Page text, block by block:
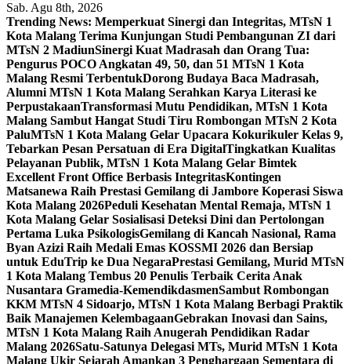
Sab. Agu 8th, 2026
Trending News: Memperkuat Sinergi dan Integritas, MTsN 1
Kota Malang Terima Kunjungan Studi Pembangunan ZI dari
MTsN 2 MadiunSinergi Kuat Madrasah dan Orang Tua:
Pengurus POCO Angkatan 49, 50, dan 51 MTsN 1 Kota
Malang Resmi TerbentukDorong Budaya Baca Madrasah,
Alumni MTsN 1 Kota Malang Serahkan Karya Literasi ke
PerpustakaanTransformasi Mutu Pendidikan, MTsN 1 Kota
Malang Sambut Hangat Studi Tiru Rombongan MTsN 2 Kota
PaluMTsN 1 Kota Malang Gelar Upacara Kokurikuler Kelas 9,
Tebarkan Pesan Persatuan di Era DigitalTingkatkan Kualitas
Pelayanan Publik, MTsN 1 Kota Malang Gelar Bimtek
Excellent Front Office Berbasis IntegritasKontingen
Matsanewa Raih Prestasi Gemilang di Jambore Koperasi Siswa
Kota Malang 2026Peduli Kesehatan Mental Remaja, MTsN 1
Kota Malang Gelar Sosialisasi Deteksi Dini dan Pertolongan
Pertama Luka PsikologisGemilang di Kancah Nasional, Rama
Byan Azizi Raih Medali Emas KOSSMI 2026 dan Bersiap
untuk EduTrip ke Dua NegaraPrestasi Gemilang, Murid MTsN
1 Kota Malang Tembus 20 Penulis Terbaik Cerita Anak
Nusantara Gramedia-KemendikdasmenSambut Rombongan
KKM MTsN 4 Sidoarjo, MTsN 1 Kota Malang Berbagi Praktik
Baik Manajemen KelembagaanGebrakan Inovasi dan Sains,
MTsN 1 Kota Malang Raih Anugerah Pendidikan Radar
Malang 2026Satu-Satunya Delegasi MTs, Murid MTsN 1 Kota
Malang Ukir Sejarah Amankan 3 Penghargaan Sementara di